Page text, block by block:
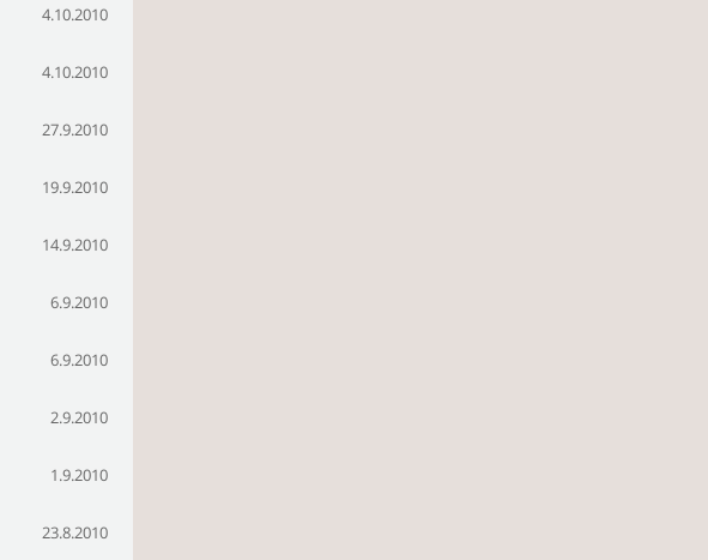
4.10.2010
4.10.2010
27.9.2010
19.9.2010
14.9.2010
6.9.2010
6.9.2010
2.9.2010
1.9.2010
23.8.2010